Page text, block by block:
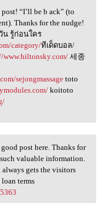
post!
“I’ll be b ack” (to
Thanks for the nudge!
น รู้ก่อนใคร
category/ทีเด็ดบอล/
www.hiltonsky.com/세종
sejongmassagetoto
koitoto
post here. Thanks for
valuable information.
gets the visitors
terms